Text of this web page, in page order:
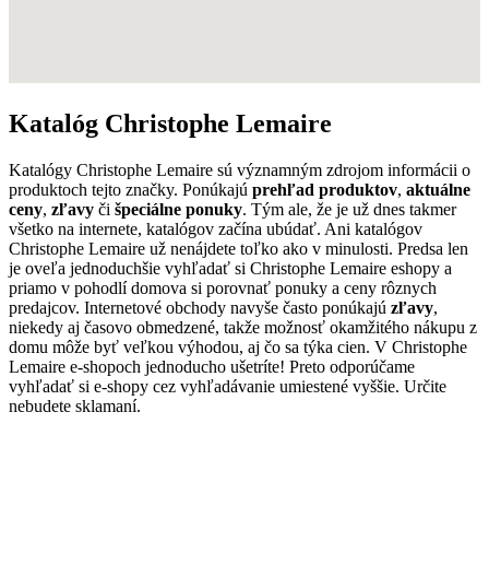
Katalóg Christophe Lemaire
Katalógy Christophe Lemaire sú významným zdrojom informácii o
produktoch tejto značky. Ponúkajú prehľad produktov, aktuálne
ceny, zľavy či špeciálne ponuky. Tým ale, že je už dnes takmer
všetko na internete, katalógov začína ubúdať. Ani katalógov
Christophe Lemaire už nenájdete toľko ako v minulosti. Predsa len
je oveľa jednoduchšie vyhľadať si Christophe Lemaire eshopy a
priamo v pohodlí domova si porovnať ponuky a ceny rôznych
predajcov. Internetové obchody navyše často ponúkajú zľavy,
niekedy aj časovo obmedzené, takže možnosť okamžitého nákupu z
domu môže byť veľkou výhodou, aj čo sa týka cien. V Christophe
Lemaire e-shopoch jednoducho ušetríte! Preto odporúčame
vyhľadať si e-shopy cez vyhľadávanie umiestené vyššie. Určite
nebudete sklamaní.